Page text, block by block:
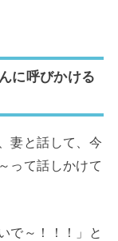
に呼びかける
妻と話して、今
って話しかけて
で～！！！」と